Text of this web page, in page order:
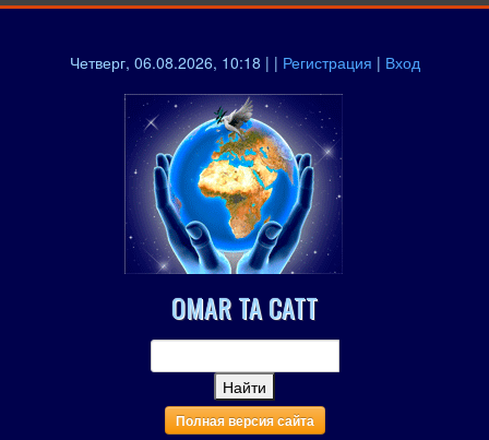
Четверг, 06.08.2026, 10:18 | | Регистрация | Вход
OMAR TA CATT
Полная версия сайта